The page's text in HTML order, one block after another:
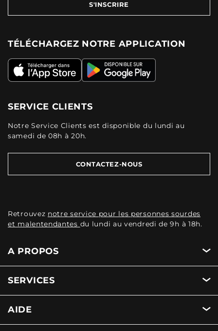
S'INSCRIRE
TÉLÉCHARGEZ NOTRE APPLICATION
SERVICE CLIENTS
Notre Service Clients est disponible du lundi au
samedi de 08h à 20h.
CONTACTEZ-NOUS
Retrouvez notre service pour les personnes sourdes
et malentendantes du lundi au vendredi de 9h à 18h.
A PROPOS
SERVICES
AIDE